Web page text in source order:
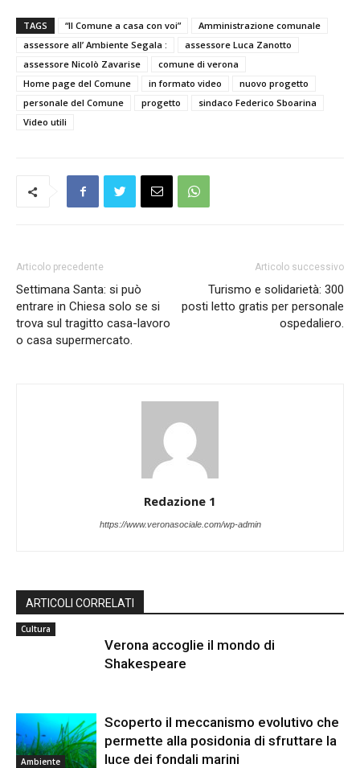
TAGS “Il Comune a casa con voi”
Amministrazione comunale
assessore all’ Ambiente Segala :
assessore Luca Zanotto
assessore Nicolò Zavarise
comune di verona
Home page del Comune
in formato video
nuovo progetto
personale del Comune
progetto
sindaco Federico Sboarina
Video utili
Articolo precedente
Settimana Santa: si può
entrare in Chiesa solo se si
trova sul tragitto casa-lavoro
o casa supermercato.
Articolo successivo
Turismo e solidarietà: 300
posti letto gratis per personale
ospedaliero.
Redazione 1
https://www.veronasociale.com/wp-admin
ARTICOLI CORRELATI
Cultura
Verona accoglie il mondo di
Shakespeare
Ambiente
Scoperto il meccanismo evolutivo che
permette alla posidonia di sfruttare la
luce dei fondali marini